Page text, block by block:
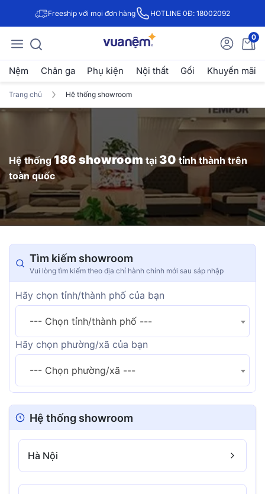
Freeship với mọi đơn hàng HOTLINE 0Đ: 18002092
0
Nệm Chăn ga Phụ kiện Nội thất Gối Khuyến mãi
Trang chủ Hệ thống showroom
Hệ thống186 showroom tại 30 tỉnh thành trên
toàn quốc
Tìm kiếm showroom
Vui lòng tìm kiếm theo địa chỉ hành chính mới sau sáp nhập
Hãy chọn tỉnh/thành phố của bạn
--- Chọn tỉnh/thành phố ---
Hãy chọn phường/xã của bạn
--- Chọn phường/xã ---
Hệ thống showroom
Hà Nội